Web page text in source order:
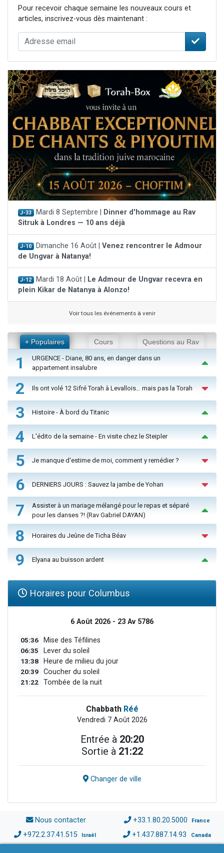
Pour recevoir chaque semaine les nouveaux cours et
articles, inscrivez-vous dès maintenant :
J-33 Mardi 8 Septembre |
Dinner d'hommage au Rav
Sitruk à Londres — 10 ans déjà
J-10 Dimanche 16 Août | Venez rencontrer le Admour
de Ungvar à Natanya!
J-12 Mardi 18 Août |
Le Admour de Ungvar recevra en
plein Kikar de Natanya à Alonzo!
Voir tous les événements à venir
+ Populaires Cours Questions au Rav
1
URGENCE - Diane, 80 ans, en danger dans un
appartement insalubre
2 Ils ont volé 12 Sifré Torah à Levallois… mais pas la Torah
3 Histoire - À bord du Titanic
4 L'édito de la semaine - En visite chez le Steipler
5 Je manque d'estime de moi, comment y remédier ?
6 DERNIERS JOURS : Sauvez la jambe de Yohan
7
Assister à un mariage mélangé pour le repas et séparé
pour les danses ?! (Rav Gabriel DAYAN)
8 Horaires du Jeûne de Ticha Béav
9 Elyana au buisson ardent
Horaires pour Columbus
6 Août 2026 - 23 Av 5786
05:36 Mise des Téfilines
06:35 Lever du soleil
13:38 Heure de milieu du jour
20:39 Coucher du soleil
21:22 Tombée de la nuit
Chabbath Réé
Vendredi 7 Août 2026
Entrée à 20:20
Sortie à 21:22
Changer de ville
Nous contacter +33.1.80.20.5000 France
+972.2.37.41.515 Israël +1.437.887.14.93 Canada